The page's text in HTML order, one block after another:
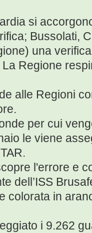
si
Bussolati,
una
Regione
alle Regioni
per cui
le viene
l'errore e
dell’ISS
colorata in
i 9.262